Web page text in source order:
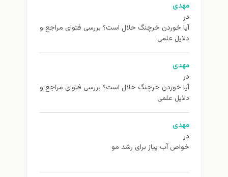
مهدی
در
آیا خوردن خرچنگ حلال است؟ بررسی فتوای مراجع و
دلایل علمی
مهدی
در
آیا خوردن خرچنگ حلال است؟ بررسی فتوای مراجع و
دلایل علمی
مهدی
در
خواص آب پیاز برای رشد مو